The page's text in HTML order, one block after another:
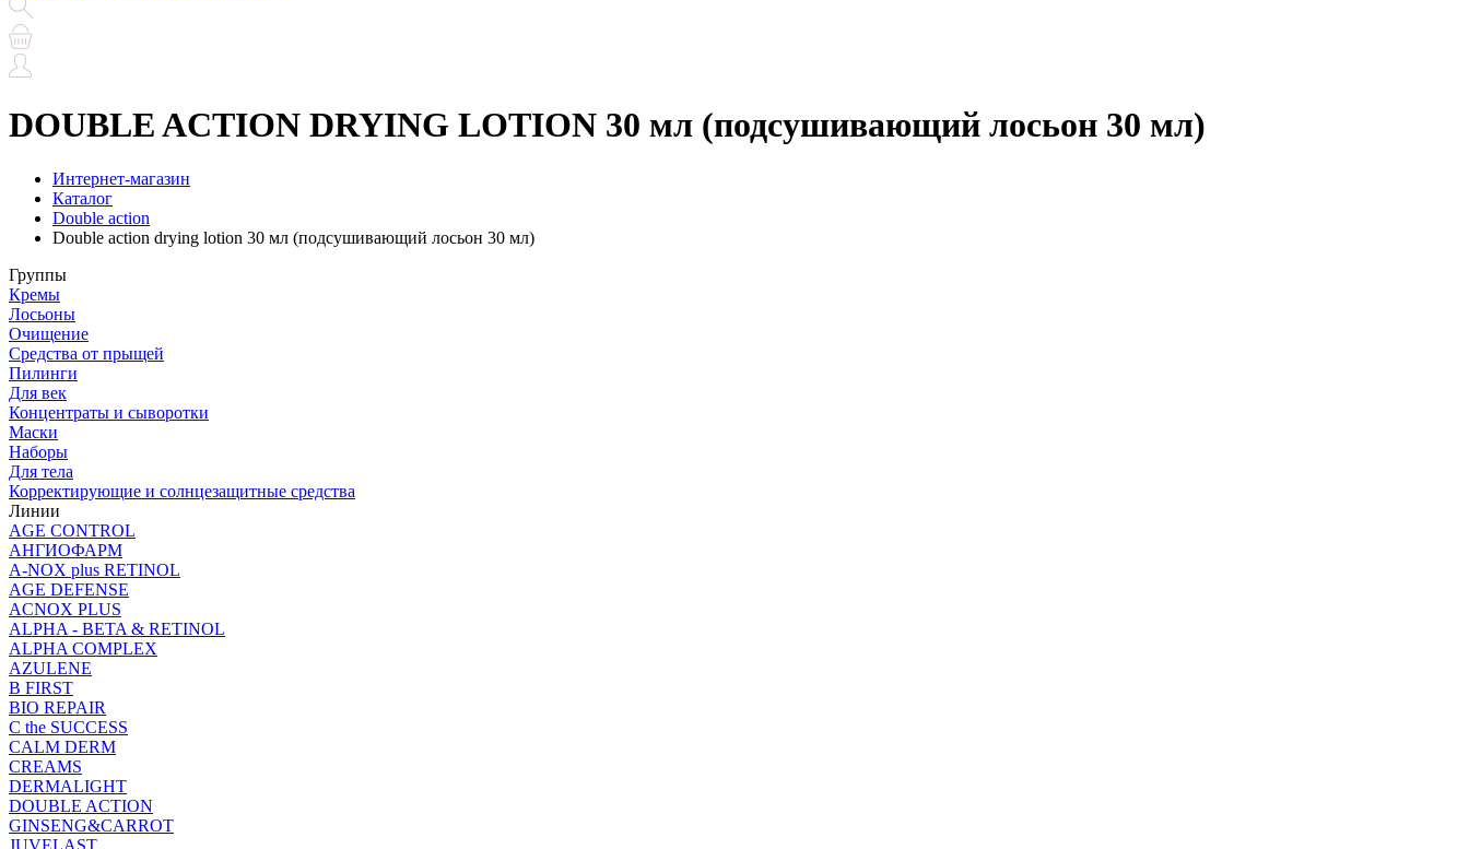
DOUBLE ACTION DRYING LOTION 30 мл (подсушивающий лосьон 30 мл)
Интернет-магазин
Каталог
Double action
Double action drying lotion 30 мл (подсушивающий лосьон 30 мл)
Группы
Кремы
Лосьоны
Очищение
Средства от прыщей
Пилинги
Для век
Концентраты и сыворотки
Маски
Наборы
Для тела
Корректирующие и солнцезащитные средства
Линии
AGE CONTROL
АНГИОФАРМ
A-NOX plus RETINOL
AGE DEFENSE
ACNOX PLUS
ALPHA - BETA & RETINOL
ALPHA COMPLEX
AZULENE
B FIRST
BIO REPAIR
C the SUCCESS
CALM DERM
CREAMS
DERMALIGHT
DOUBLE ACTION
GINSENG&CARROT
JUVELAST